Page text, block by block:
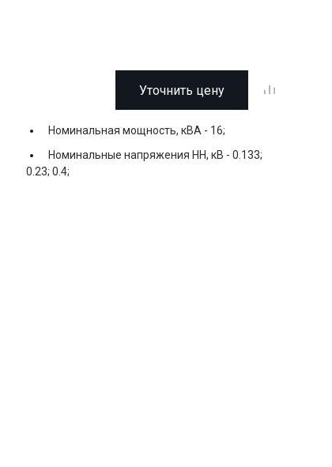
Уточнить цену
Номинальная мощность, кВА - 16;
Номинальные напряжения НН, кВ -0.133;
0.23; 0.4;